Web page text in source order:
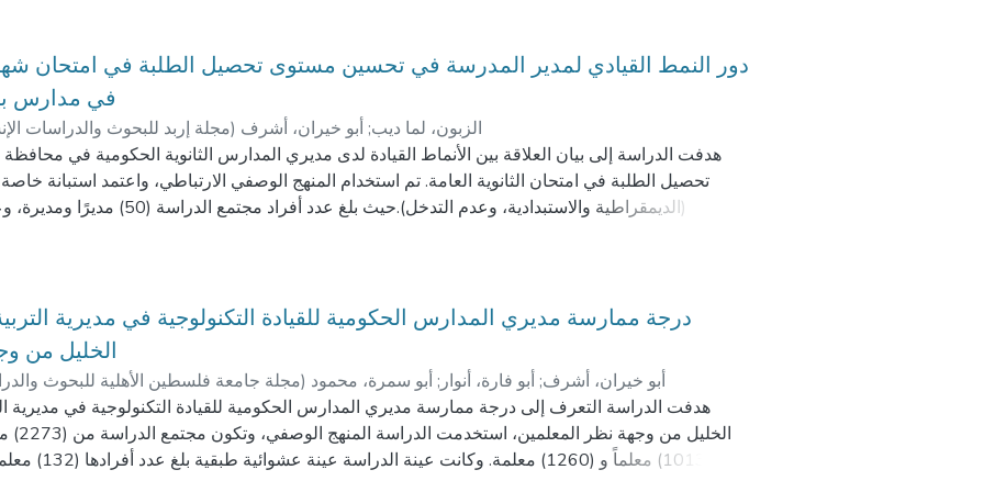
the experimental group (P = 0.002) and a significantly longer period of time than in
0.05).
VR simulation is a supplementary tool and useful teaching-learning strategy for train ing in
physical laboratory (hip-model and mannequin) and psychomotor skills
of skill steps in teaching, and it provides realistic experiences in a safe environment
of actual customers in clinical settings.
simulation, Immersive virtual reality simulation, Physical learning, Learning strat egy, Nursing
students
دور النمط القيادي لمدير المدرسة في تحسين مستوى تحصيل الطلبة في امتحان
في مدارس
مجلة إربد للبحوث والدراسات) الزبون، لما ديب; أبو خيران، أشرف
هدفت الدراسة إلى بيان العلاقة بين الأنماط القيادة لدى مديري المدارس الثانوية الحكومية في
تحصيل الطلبة في امتحان الثانوية العامة. تم استخدام المنهج الوصفي الارتباطي، واعتمد استبانة خاصة
وأظهرت النتائج عدم وجود علاقة ارتباطية بين مستوى تحصيل الطلبة في امتحان الثانوية العامة ونمط
المدارس الثانوية الحكومية في محافظة بيت لحم هو النمط الديمقراطي في المرتبة الأولى، يليه النمط
نمط عدم التدخل في المرتبة الأخيرة. وأظهرت النتائج وجود علاقة بين جنس المدرسة ومستوى التحصيل
وأوصت الدراسة بتدريب وتوجيه مديري المدارس لاتباع النمط الديمقراطي في ممارسة القيادة، والابتعاد
درجة ممارسة مديري المدارس الحكومية للقيادة التكنولوجية في مديرية
الخليل من
مجلة جامعة فلسطين الأهلية للبحوث) أبو خيران، أشرف; أبو فارة، أنوار ; أبو سمرة، محمود
هدفت الدراسة التعرف إلى درجة ممارسة مديري المدارس الحكومية للقيادة التكنولوجية في مديرية
الخليل من
(1013) معلماً و (1260)
الاستبانة كأداة للدراسة وتكونت من (22) فقرة. ومن أبرز نتائج الدراسة ان تقديرات أفراد